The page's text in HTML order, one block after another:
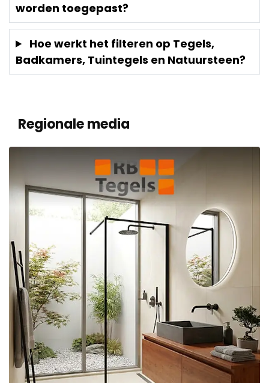
worden toegepast?
Hoe werkt het filteren op Tegels,
Badkamers, Tuintegels en Natuursteen?
Regionale media